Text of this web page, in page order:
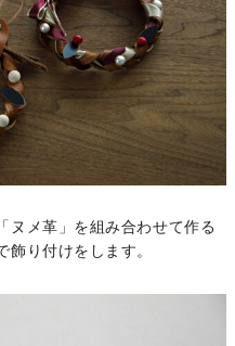
ヌメ革」を組み合わせて作る
飾り付けをします。